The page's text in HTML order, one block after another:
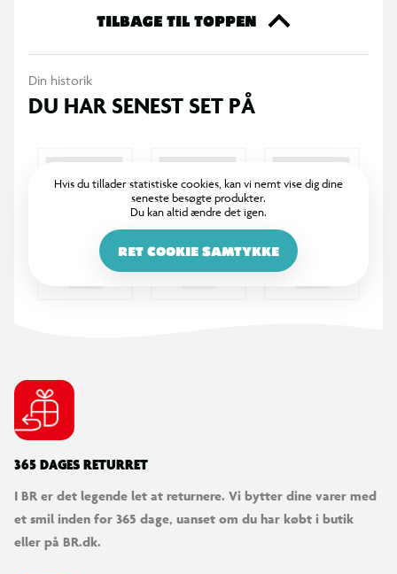
Specifikationer
Samler automatisk spåner op
Passer til standardblyanter
Velegnet til skole, kontor og hjem
TILBAGE TIL TOPPEN
Din historik
DU HAR SENEST SET PÅ
Hvis du tillader statistiske cookies, kan vi nemt vise dig dine
seneste besøgte produkter.
Du kan altid ændre det igen.
RET COOKIE SAMTYKKE
365 DAGES RETURRET
I BR er det legende let at returnere. Vi bytter dine varer med
et smil inden for 365 dage, uanset om du har købt i butik
eller på BR.dk.